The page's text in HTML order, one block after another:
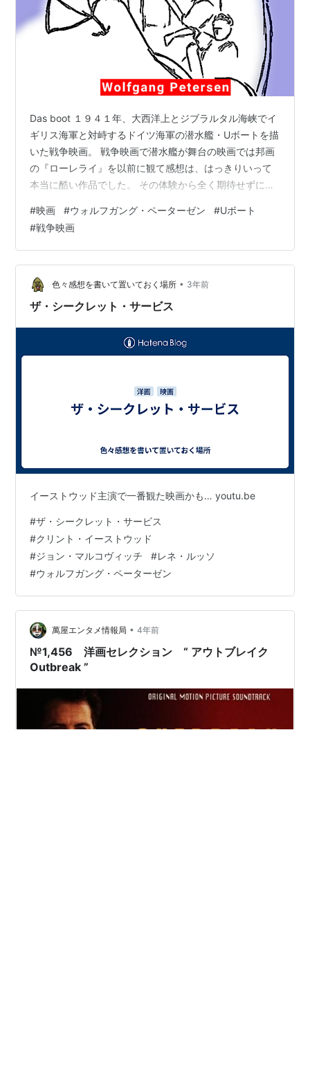
Das boot １９４１年、大西洋上とジブラルタル海峡でイ
ギリス海軍と対峙するドイツ海軍の潜水艦・Uボートを描
いた戦争映画。 戦争映画で潜水艦が舞台の映画では邦画
の『ローレライ』を以前に観て感想は、はっきりいって
本当に酷い作品でした。 その体験から全く期待せずにこ
た。 もしかしたら戦争映画で一番好きな作品になったか
もしれません。 ドイツ海軍の報道班員・ヴェルナー少尉
が潜水艦・U-96に乗艦し物語が始まりまり、そこからは
ひたすら潜水艦内の様子が続きます。 ちなみにヴェルナ
ー少尉はちょっとエド・シーランに似ています。そして
序盤にちょっとだけオッ…
#映画 #ウォルフガング・ペーターゼン #Uボート
#戦争映画
色々感想を書いて置いておく場所 • 3年前
ザ・シークレット・サービス
イーストウッド主演で一番観た映画かも… youtu.be
#ザ・シークレット・サービス
#クリント・イーストウッド
#ジョン・マルコヴィッチ #レネ・ルッソ
#ウォルフガング・ペーターゼン
萬屋エンタメ情報局 • 4年前
№1,456 洋画セレクション “ アウトブレイク
Outbreak ”